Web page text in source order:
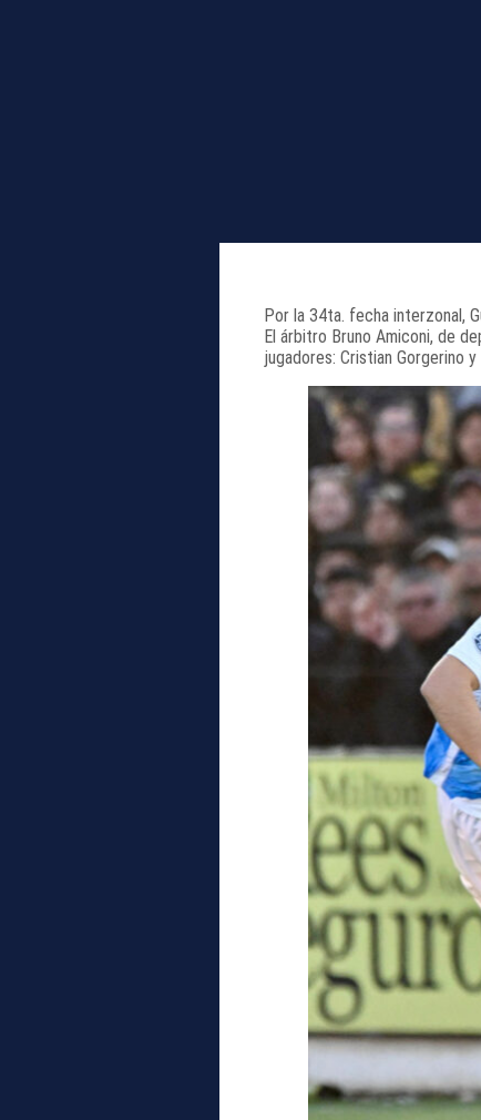
Por la 34ta. fecha interzonal,
El árbitro Bruno Amiconi, de
jugadores: Cristian Gorgerino